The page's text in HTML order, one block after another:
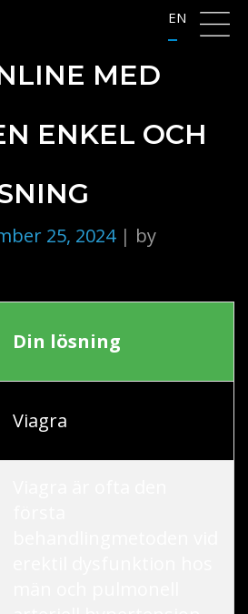
EN
MED
ENKEL OCH
25, 2024| by
Din lösning
Viagra